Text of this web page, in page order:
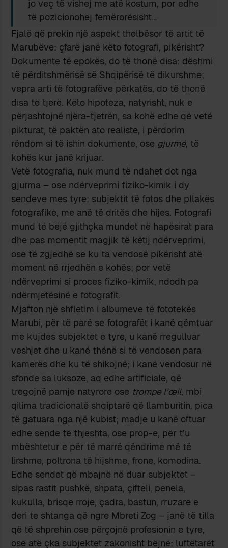
jo veç të vishej me atë kostum, por edhe
të pozicionohej femërorësisht…
Fjalë që prekin një aspekt thelbësor të artit të
Marubëve: çfarë janë këto fotografi, pikërisht?
Dokumente të epokës, do të thonë disa: dëshmi
të përditshmërisë së Shqipërisë të dikurshme;
vepra arti të fotografëve përkatës, do të thonë
disa të tjerë. Këto hipoteza, natyrisht, nuk e
përjashtojnë njëra-tjetrën, sa kohë edhe që vetë
pikturat, të paktën ato realiste, i përdorim
rëndom si të ishin dokumente, ose gjurmë, të
kohës kur janë krijuar.
Vetë fotografia, nuk mund të ndahet dot nga
gjurma – ose ndërveprimi fiziko-kimik i dy
sendeve mes tyre: subjektit të fotos dhe pllakës
fotografike, me anë të dritës dhe hijes. Fotografi
mund të bëjë gjithçka mundet në hapësirat para
dhe pas momentit magjik të këtij ndërveprimi,
ose të zgjedhë se ku ta vendosë pikërisht atë
moment në rrjedhën e kohës; por vetë
ndërveprimi si proces fiziko-kimik, ndodh pa
ndërmjetësinë e fotografit.
Mjafton një shfletim i albumeve të fototekës
Marubi, për të parë se fotografët i kanë qëmtuar
me kujdes subjektet e tyre, u kanë rregulluar
veshjet dhe u kanë thënë si të vendosen para
kamerës dhe ku të shikojnë; i kanë vendosur në
sfonde sa luksoze, aq edhe artificiale, që
tregojnë pamje natyrore ose trompe l’œil, mbi
qilima tradicionalë shqiptarë që llamburitin, pica
të gatuara nga një kubist; madje u kanë oftuar
edhe sende të thjeshta, ose prop-e, për t’u
mbështetur e për të marrë qëndrime më të
lirshme, poltrona të hijshme, frone, komodina.
Edhe sendet që mbajnë në duar subjektet –
sipas rastit pushkë, shpata, çifteli, penela,
kukulla, brisqe rroje, çadra, bastun, rruzare e
deri te shtanga që ngre Mbreti Zog – janë të tilla
që të shprehin ose përçojnë profesionin e tyre,
ose atë çka subjektet zakonisht bëjnë: luftëtarët